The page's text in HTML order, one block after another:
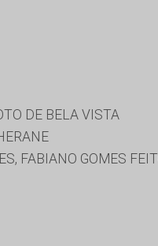
DE BELA VISTA
FABIANO GOMES